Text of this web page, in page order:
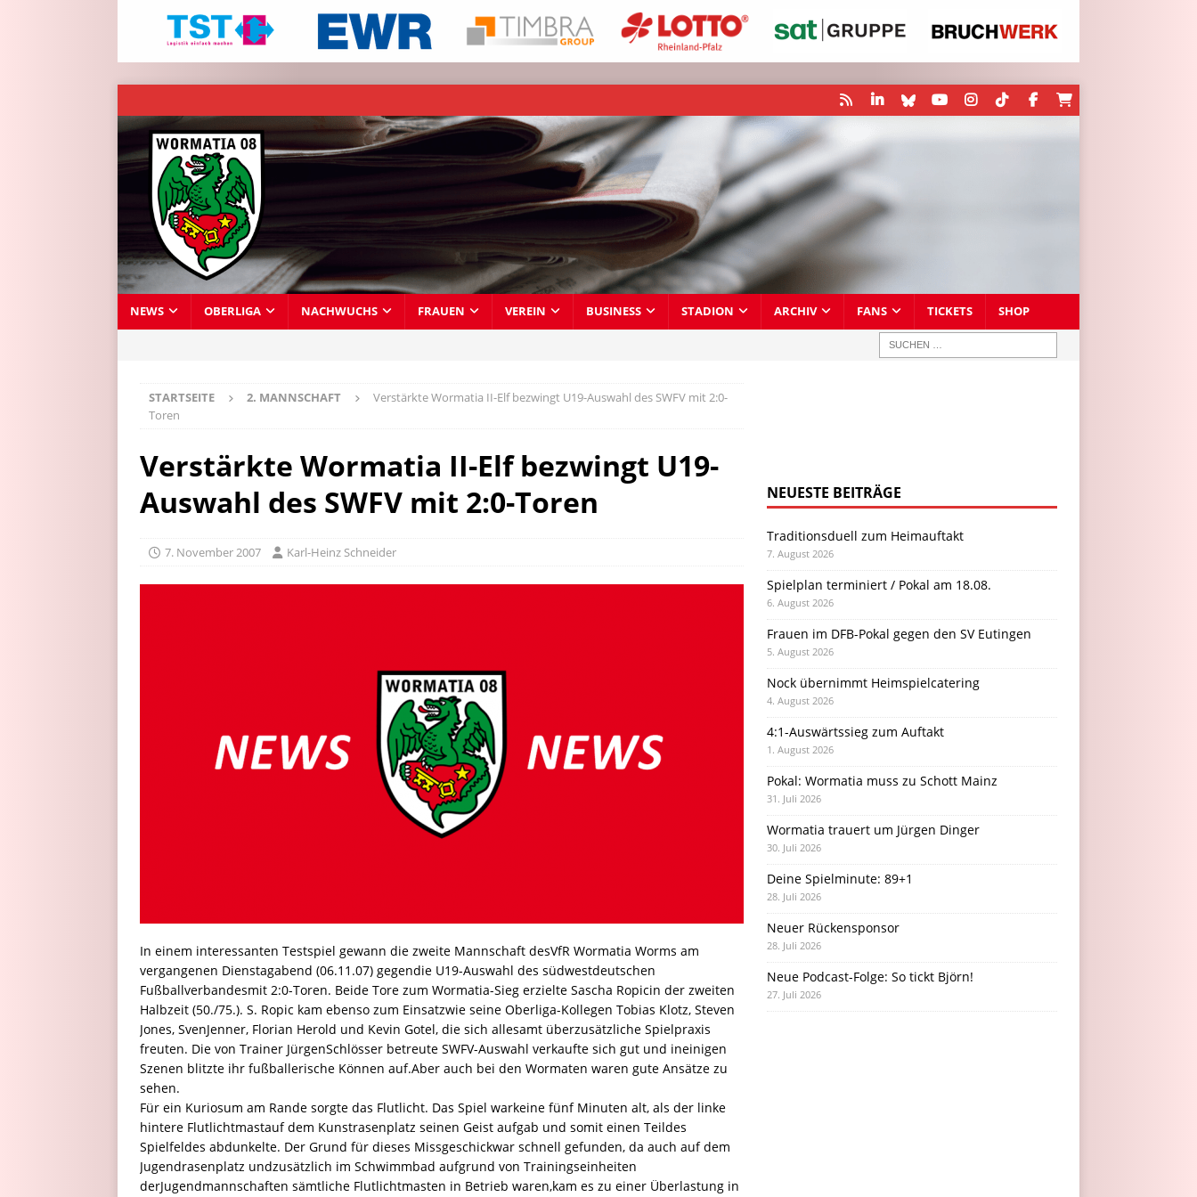
NEWS OBERLIGA NACHWUCHS FRAUEN VEREIN BUSINESS STADION ARCHIV FANS TICKETS SHOP
STARTSEITE 2. MANNSCHAFT
Verstärkte Wormatia II-Elf bezwingt U19-Auswahl des SWFV mit 2:0-
Toren
Verstärkte Wormatia II-Elf bezwingt U19-
Auswahl des SWFV mit 2:0-Toren
7. November 2007 Karl-Heinz Schneider
In einem interessanten Testspiel gewann die zweite Mannschaft desVfR Wormatia Worms am
vergangenen Dienstagabend (06.11.07) gegendie U19-Auswahl des südwestdeutschen
Fußballverbandesmit 2:0-Toren. Beide Tore zum Wormatia-Sieg erzielte Sascha Ropicin der zweiten
Halbzeit (50./75.). S. Ropic kam ebenso zum Einsatzwie seine Oberliga-Kollegen Tobias Klotz, Steven
Jones, SvenJenner, Florian Herold und Kevin Gotel, die sich allesamt überzusätzliche Spielpraxis
freuten. Die von Trainer JürgenSchlösser betreute SWFV-Auswahl verkaufte sich gut und ineinigen
Szenen blitzte ihr fußballerische Können auf.Aber auch bei den Wormaten waren gute Ansätze zu
sehen.
Für ein Kuriosum am Rande sorgte das Flutlicht. Das Spiel warkeine fünf Minuten alt, als der linke
hintere Flutlichtmastauf dem Kunstrasenplatz seinen Geist aufgab und somit einen Teildes
Spielfeldes abdunkelte. Der Grund für dieses Missgeschickwar schnell gefunden, da auch auf dem
Jugendrasenplatz undzusätzlich im Schwimmbad aufgrund von Trainingseinheiten
derJugendmannschaften sämtliche Flutlichtmasten in Betrieb waren,kam es zu einer Überlastung in
NEUESTE BEITRÄGE
Traditionsduell zum Heimauftakt
7. August 2026
Spielplan terminiert / Pokal am 18.08.
6. August 2026
Frauen im DFB-Pokal gegen den SV Eutingen
5. August 2026
Nock übernimmt Heimspielcatering
4. August 2026
4:1-Auswärtssieg zum Auftakt
1. August 2026
Pokal: Wormatia muss zu Schott Mainz
31. Juli 2026
Wormatia trauert um Jürgen Dinger
30. Juli 2026
Deine Spielminute: 89+1
28. Juli 2026
Neuer Rückensponsor
28. Juli 2026
Neue Podcast-Folge: So tickt Björn!
27. Juli 2026